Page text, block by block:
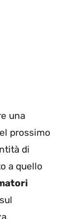
una
prossimo
di
a quello